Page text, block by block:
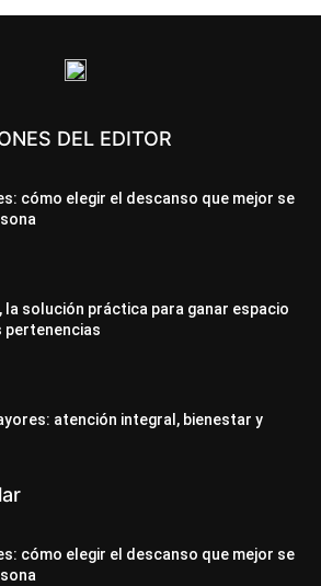
DEL EDITOR
cómo elegir el descanso que mejor se
solución práctica para ganar espacio
pertenencias
atención integral, bienestar y
cómo elegir el descanso que mejor se